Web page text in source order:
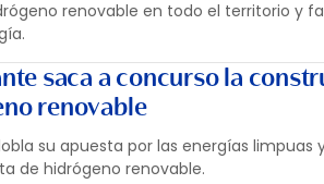
renovable en todo el territorio y
saca a concurso la
renovable
su apuesta por las energías
de hidrógeno renovable.